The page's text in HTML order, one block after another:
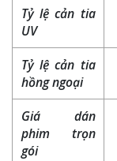
Tỷ lệ cản tia
UV
Tỷ lệ cản tia
hồng ngoại
Giá dán
phim trọn
gói